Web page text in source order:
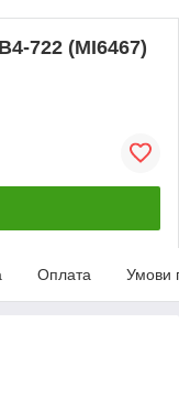
722 (MI6467)
Оплата Умови